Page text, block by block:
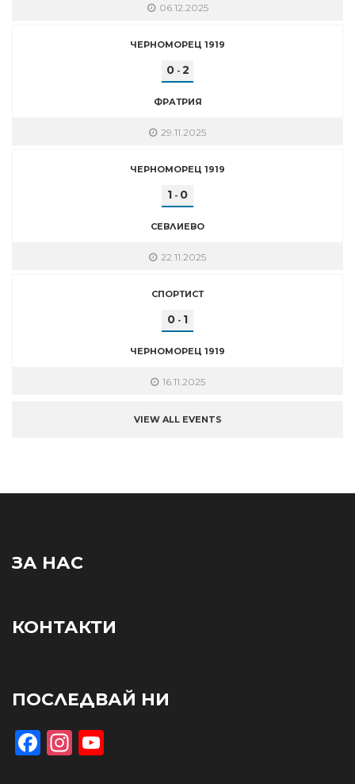
06.12.2025
ЧЕРНОМОРЕЦ 1919
0- 2
ФРАТРИЯ
29.11.2025
ЧЕРНОМОРЕЦ 1919
1 - 0
СЕВЛИЕВО
22.11.2025
СПОРТИСТ
0 - 1
ЧЕРНОМОРЕЦ 1919
16.11.2025
VIEW ALL EVENTS
ЗА НАС
КОНТАКТИ
ПОСЛЕДВАЙ НИ
Facebook
Instagram